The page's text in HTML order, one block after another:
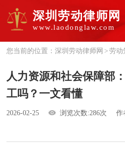
深圳劳动律师网
www.laodonglaw.com
您当前的位置：深圳劳动律师网 > 劳动
人力资源和社会保障部
工吗？一文看懂
2026-02-25 浏览次数:286次 作